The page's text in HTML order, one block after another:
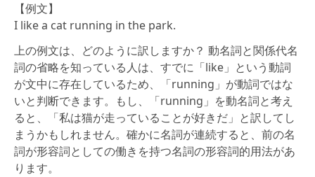
【例文】
I like a cat running in the park.
上の例文は、どのように訳しますか？ 動名詞と関係代名
詞の省略を知っている人は、すでに「like」という動詞
が文中に存在しているため、「running」が動詞ではな
いと判断できます。もし、「running」を動名詞と考え
ると、「私は猫が走っていることが好きだ」と訳してし
まうかもしれません。確かに名詞が連続すると、前の名
詞が形容詞としての働きを持つ名詞の形容詞的用法があ
ります。